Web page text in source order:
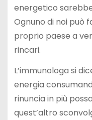
energetico
Ognuno di noi può
proprio paese a
rincari.
L’immunologa si
energia
rinuncia in più
quest’altro